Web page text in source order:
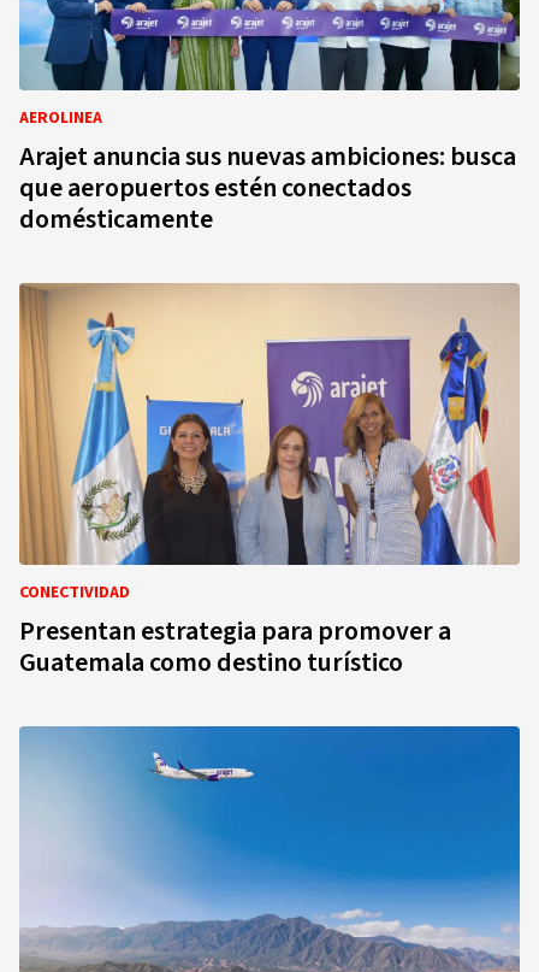
AEROLINEA
Arajet anuncia sus nuevas ambiciones: busca
que aeropuertos estén conectados
domésticamente
CONECTIVIDAD
Presentan estrategia para promover a
Guatemala como destino turístico